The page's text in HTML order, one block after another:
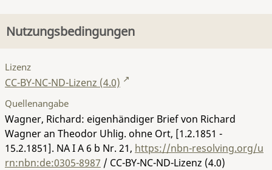
Nutzungsbedingungen
Lizenz
CC-BY-NC-ND-Lizenz (4.0)
Quellenangabe
Wagner, Richard: eigenhändiger Brief von Richard
Wagner an Theodor Uhlig. ohne Ort, [1.2.1851 -
15.2.1851]. NA I A 6 b Nr. 21, https://nbn-resolving.org/u
rn:nbn:de:0305-8987 / CC-BY-NC-ND-Lizenz (4.0)